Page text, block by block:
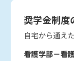
奨学金制度
自宅から通え
看護学部－看